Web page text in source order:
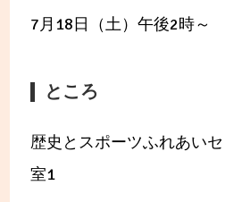
7月18日（土）午後2時～
ところ
歴史とスポーツふれあい
室1